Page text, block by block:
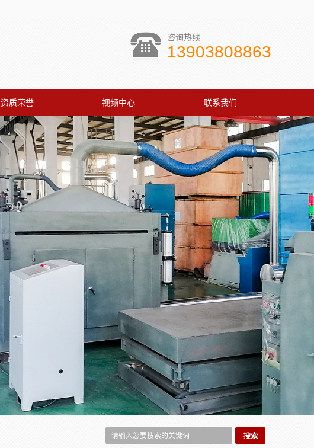
咨询热线
13903808863
资质荣誉 视频中心 联系我们